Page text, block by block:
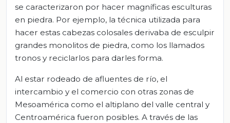
se caracterizaron por hacer magníficas esculturas
en piedra. Por ejemplo, la técnica utilizada para
hacer estas cabezas colosales derivaba de esculpir
grandes monolitos de piedra, como los llamados
tronos y reciclarlos para darles forma.
Al estar rodeado de afluentes de río, el
intercambio y el comercio con otras zonas de
Mesoamérica como el altiplano del valle central y
Centroamérica fueron posibles. A través de las